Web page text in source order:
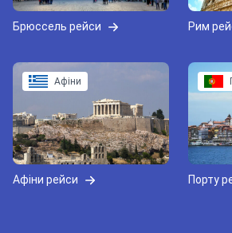
Брюссель рейси Рим
Афіни
Афіни рейси Порту